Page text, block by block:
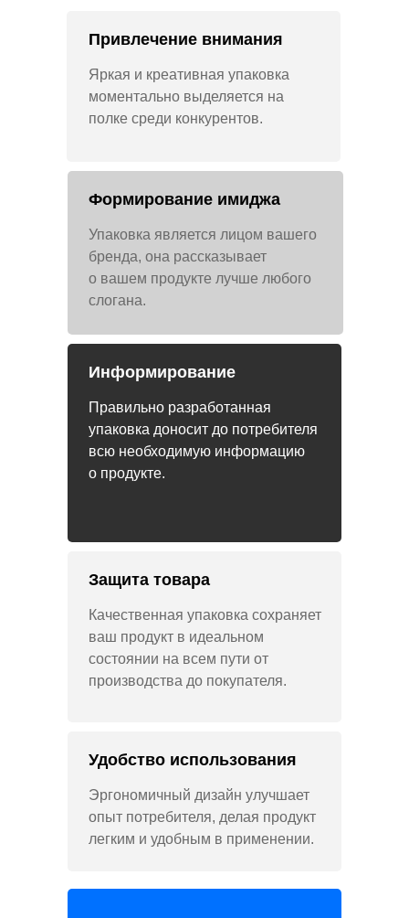
Правильно разработанная
упаковка доносит до потребителя
всю необходимую информацию
о продукте.
Информирование
Яркая и креативная упаковка
моментально выделяется на
полке среди конкурентов.
Привлечение внимания
Упаковка является лицом вашего
бренда, она рассказывает
о вашем продукте лучше любого
слогана.
Формирование имиджа
Эргономичный дизайн улучшает
опыт потребителя, делая продукт
легким и удобным в применении.
Удобство использования
Качественная упаковка сохраняет
ваш продукт в идеальном
состоянии на всем пути от
производства до покупателя.
Защита товара